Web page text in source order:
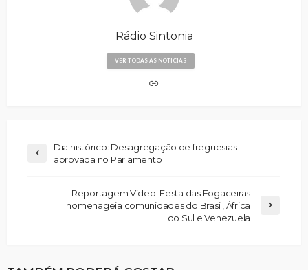
Rádio Sintonia
VER TODAS AS NOTÍCIAS
Dia histórico: Desagregação de freguesias
aprovada no Parlamento
Reportagem Vídeo: Festa das Fogaceiras
homenageia comunidades do Brasil, África
do Sul e Venezuela